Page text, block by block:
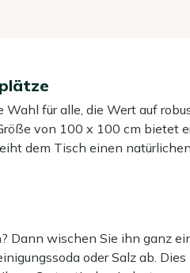
Wahl für alle, die Wert auf
von 100 x 100 cm bietet
dem Tisch einen
im Freien.
aus Old Teak Greywash ist
Dann wischen Sie ihn ganz
oder Salz ab.